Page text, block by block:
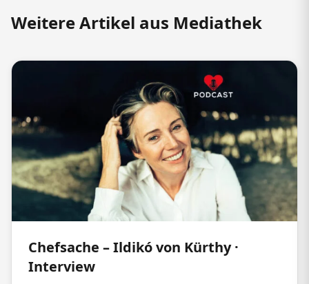
Weitere Artikel aus Mediathek
Chefsache – Ildikó von Kürthy ·
Interview